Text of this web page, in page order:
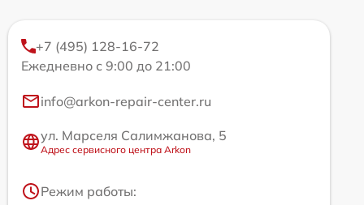
+7 (495) 128-16-72
Ежедневно с 9:00 до 21:00
info@arkon-repair-center.ru
ул. Марселя Салимжанова, 5
Адрес сервисного центра Arkon
Режим работы: